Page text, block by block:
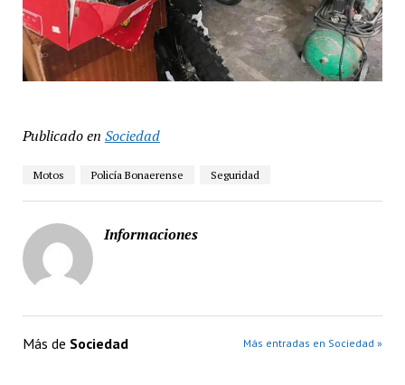
Publicado en Sociedad
Motos Policía Bonaerense Seguridad
Informaciones
Más de Sociedad Más entradas en Sociedad »